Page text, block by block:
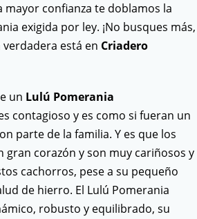
mayor confianza te doblamos la
exigida por ley. ¡No busques más,
está en Criadero
un Lulú Pomerania
contagioso y es como si fueran un
parte de la familia. Y es que los
corazón y son muy cariñosos y
cachorros, pese a su pequeño
de hierro. El Lulú Pomerania
robusto y equilibrado, su